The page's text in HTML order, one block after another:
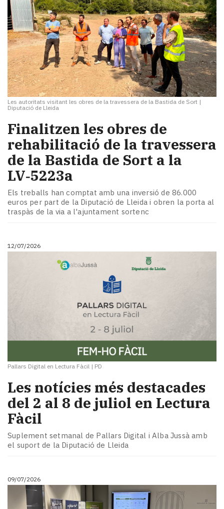
Les autoritats visitant les obres de la travessera de la Bastida de Sort |
Diputació de Lleida
Finalitzen les obres de
rehabilitació de la travessera
de la Bastida de Sort a la
LV‑5223a
Els treballs han comptat amb una inversió de 86.000
euros per part de la Diputació de Lleida i obren la porta al
traspàs de la via a l'ajuntament sortenc
12/07/2026
Pallars Digital en Lectura Fàcil | PD
Les notícies més destacades
del 2 al 8 de juliol en Lectura
Fàcil
Suplement setmanal de Pallars Digital i Alba Jussà amb
el suport de la Diputació de Lleida
09/07/2026